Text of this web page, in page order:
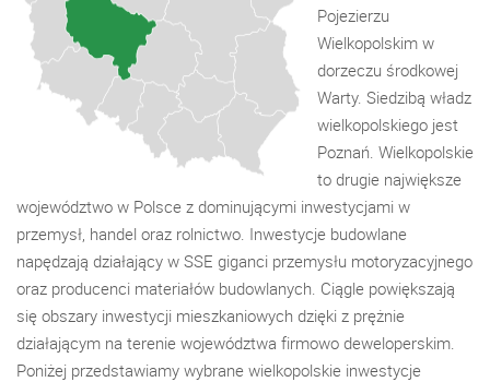
Pojezierzu
Wielkopolskim w
dorzeczu środkowej
Warty. Siedzibą władz
wielkopolskiego jest
Poznań. Wielkopolskie
to drugie największe
województwo w Polsce z dominującymi inwestycjami w
przemysł, handel oraz rolnictwo. Inwestycje budowlane
napędzają działający w SSE giganci przemysłu motoryzacyjnego
oraz producenci materiałów budowlanych. Ciągle powiększają
się obszary inwestycji mieszkaniowych dzięki z prężnie
działającym na terenie województwa firmowo deweloperskim.
Poniżej przedstawiamy wybrane wielkopolskie inwestycje